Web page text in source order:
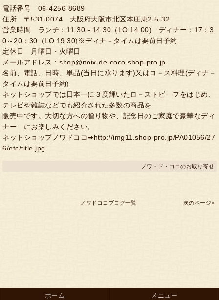
電話番号 06-4256-8689
住所 〒531-0074 大阪府大阪市北区本庄東2-5-32
営業時間 ランチ：11:30～14:30（LO.14:00) ディナー：17：3
0～20：30（LO.19:30)※ディナ－タイムは要前日予約
定休日 月曜日・火曜日
メールアドレス：shop@noix-de-coco.shop-pro.jp
名前、電話、日時、単品(当日に承ります)又はコ－ス料理(ディナ－
タイムは要前日予約)
ネットショップでは日本一に３度輝いたロ－ストビ―フをはじめ、
テレビや雑誌などでも紹介された多数の商品を
販売中です。大切な方への贈り物や、記念日のご家庭で豪華なディ
ナー にお楽しみください。
ネットショップノワドココ➡http://img11.shop-pro.jp/PA01056/27
6/etc/title.jpg
ノワ・ド・ココのお取り寄せ
ノワドココブログ一覧 次のページ>
ホーム メニュー